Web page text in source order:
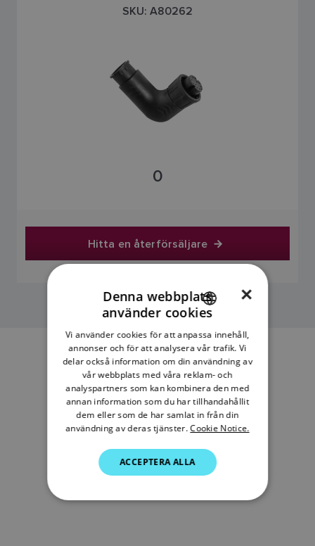
SKU: A80262
0
Hitta en återförsäljare
ENGLISH
FRENCH
DANISH
ITALIAN
SWEDISH
DUTCH
×
Denna webbplats
använder cookies
Vi använder cookies för att anpassa innehåll,
annonser och för att analysera vår trafik. Vi
delar också information om din användning av
vår webbplats med våra reklam- och
analyspartners som kan kombinera den med
annan information som du har tillhandahållit
dem eller som de har samlat in från din
användning av deras tjänster. Cookie Notice.
ACCEPTERA ALLA